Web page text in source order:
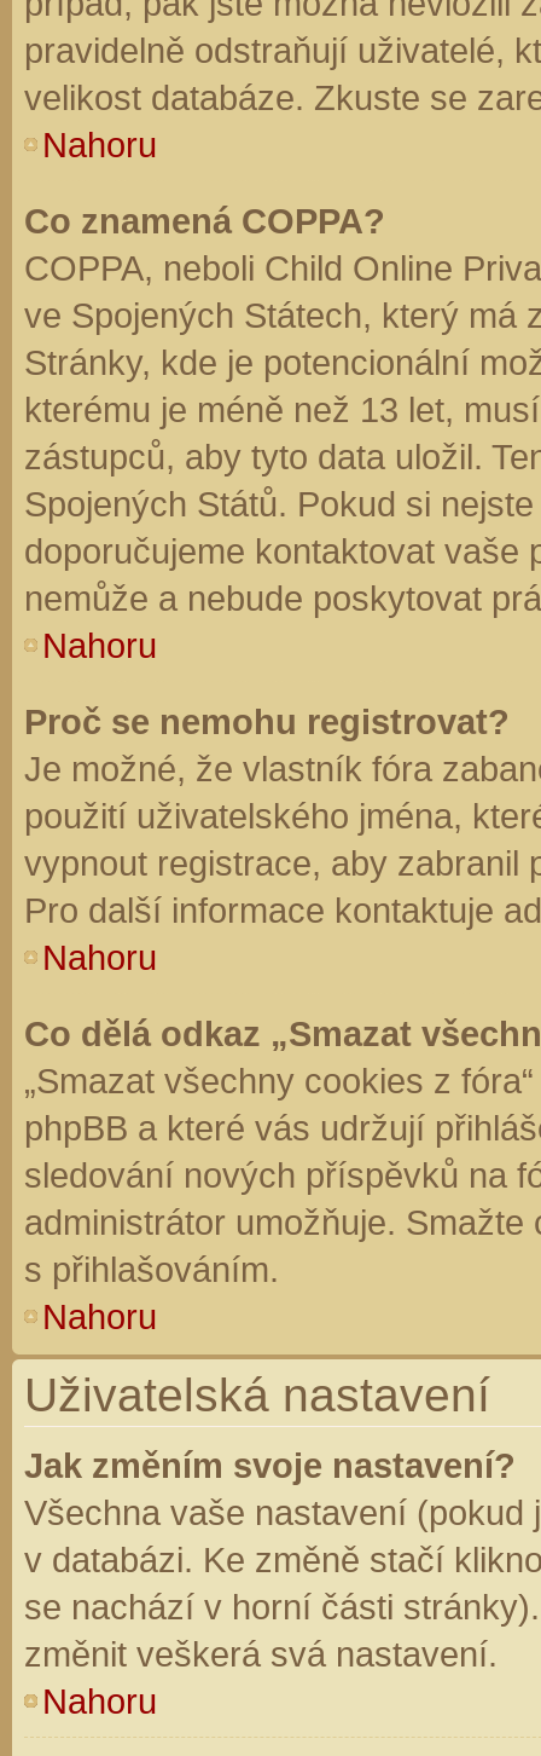
pravidelně odstraňují uživatelé,
velikost databáze. Zkuste se
Nahoru
Co znamená COPPA?
COPPA, neboli Child Online
ve Spojených Státech, který má
Stránky, kde je potencionální
kterému je méně než 13 let,
zástupců, aby tyto data uložil.
Spojených Států. Pokud si
doporučujeme kontaktovat vaše
nemůže a nebude poskytovat
Nahoru
Proč se nemohu registrovat?
Je možné, že vlastník fóra
použití uživatelského jména,
vypnout registrace, aby zabranil
Pro další informace kontaktuje
Nahoru
Co dělá odkaz „Smazat
„Smazat všechny cookies z
phpBB a které vás udržují
sledování nových příspěvků na
administrátor umožňuje.
s přihlašováním.
Nahoru
Uživatelská nastavení
Jak změním svoje nastavení?
Všechna vaše nastavení (pokud
v databázi. Ke změně stačí
se nachází v horní části
změnit veškerá svá nastavení.
Nahoru